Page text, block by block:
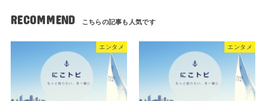
RECOMMEND
エンタメ エンタメ